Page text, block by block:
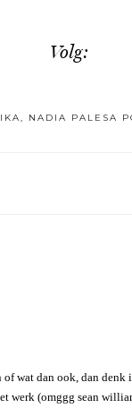
Volg:
, NADIA PALESA
wat dan ook, dan denk
werk (omggg sean